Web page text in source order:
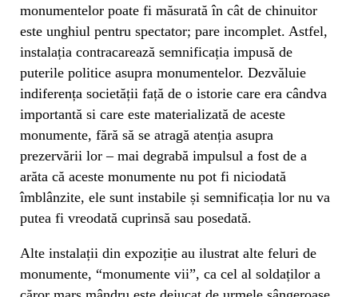
monumentelor poate fi măsurată în cât de chinuitor
este unghiul pentru spectator; pare incomplet. Astfel,
instalația contracarează semnificația impusă de
puterile politice asupra monumentelor. Dezvăluie
indiferența societății față de o istorie care era cândva
importantă si care este materializată de aceste
monumente, fără să se atragă atenția asupra
prezervării lor – mai degrabă impulsul a fost de a
arăta că aceste monumente nu pot fi niciodată
îmblânzite, ele sunt instabile și semnificația lor nu va
putea fi vreodată cuprinsă sau posedată.
Alte instalații din expoziție au ilustrat alte feluri de
monumente, “monumente vii”, ca cel al soldaților a